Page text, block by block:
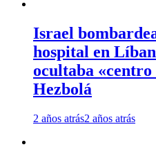
Israel
hospital en
ocultaba «centro
Hezbolá
2 años atrás2 años atrás